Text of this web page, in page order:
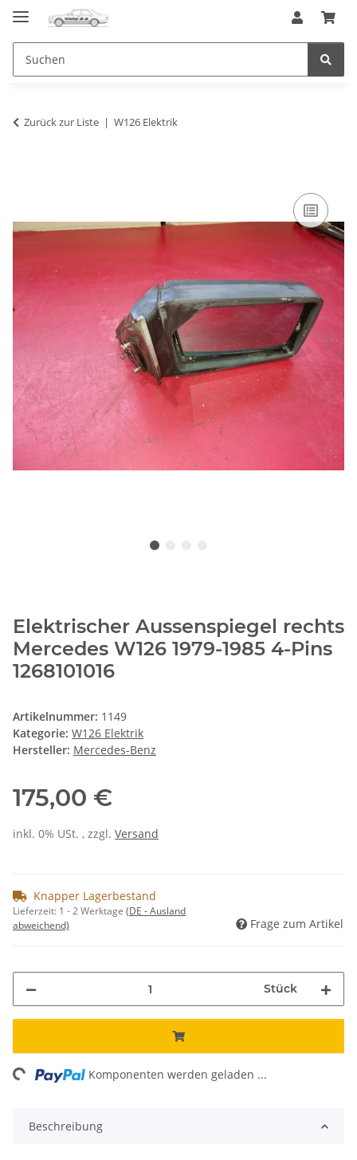
Zurück zur Liste W126 Elektrik
Elektrischer Aussenspiegel rechts
Mercedes W126 1979-1985 4-Pins
1268101016
Artikelnummer: 1149
Kategorie: W126 Elektrik
Hersteller: Mercedes-Benz
175,00 €
inkl. 0% USt. , zzgl. Versand
Knapper Lagerbestand
Lieferzeit: 1 - 2 Werktage (DE - Ausland
abweichend)
Frage zum Artikel
Stück
Komponenten werden geladen ...
Beschreibung